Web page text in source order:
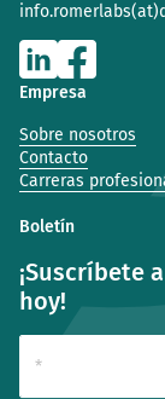
Empresa
Sobre nosotros
Contacto
Carreras
Boletín
¡Suscríbete
hoy!